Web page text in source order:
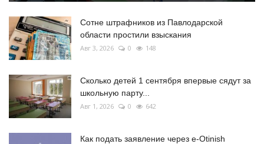
Сотне штрафников из Павлодарской
области простили взыскания
Авг 3, 2026 0 148
Сколько детей 1 сентября впервые сядут за
школьную парту...
Авг 1, 2026 0 642
Как подать заявление через e-Otinish